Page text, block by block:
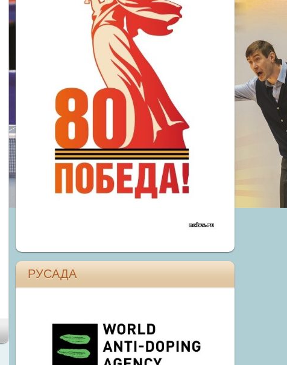
РУСАДА